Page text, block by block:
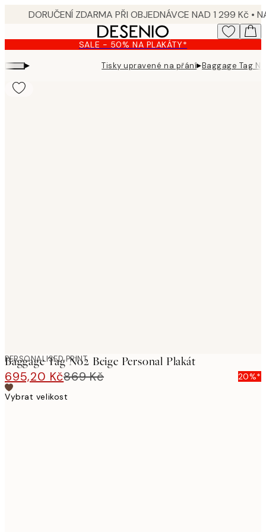
content.
SALE - 50% NA PLAKÁTY*
▸ Tisky upravené na přání▸Baggage Tag
PERSONALISED PRINT
Baggage Tag No2 Beige Personal Plakát
695,20 Kč869 Kč
20%*
Vybrat velikost